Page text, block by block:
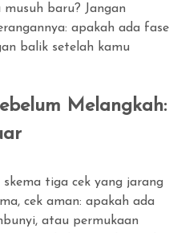
baru? Jangan
apakah ada fase
balik setelah kamu
Melangkah:
tiga cek yang jarang
cek aman: apakah ada
atau permukaan